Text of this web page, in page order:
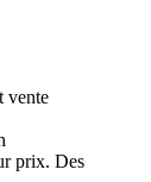
vente
Des